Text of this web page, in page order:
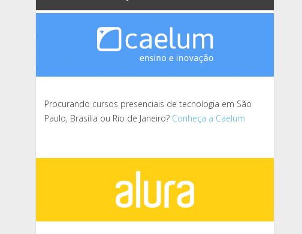
Procurando cursos presenciais de tecnologia em São
Paulo, Brasília ou Rio de Janeiro? Conheça a Caelum